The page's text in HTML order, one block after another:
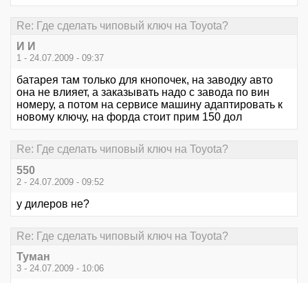
Re: Где сделать чиповый ключ на Toyota?
И И
1 - 24.07.2009 - 09:37
батарея там только для кнопочек, на заводку авто
она не влияет, а заказывать надо с завода по вин
номеру, а потом на сервисе машину адаптировать к
новому ключу, на форда стоит прим 150 дол
Re: Где сделать чиповый ключ на Toyota?
550
2 - 24.07.2009 - 09:52
у дилеров не?
Re: Где сделать чиповый ключ на Toyota?
Туман
3 - 24.07.2009 - 10:06